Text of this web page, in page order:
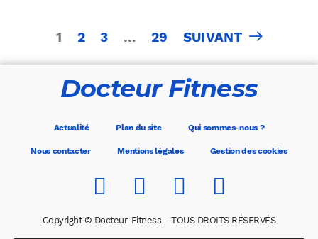
des
publications
1 2 3 … 29 SUIVANT
Docteur Fitness
Actualité Plan du site Qui sommes-nous ?
Nous contacter Mentions légales Gestion des cookies
Copyright © Docteur-Fitness - TOUS DROITS RÉSERVÉS